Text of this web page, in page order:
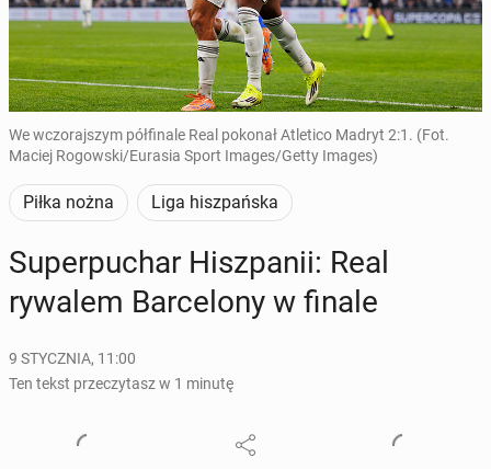
We wczorajszym półfinale Real pokonał Atletico Madryt 2:1. (Fot.
Maciej Rogowski/Eurasia Sport Images/Getty Images)
Piłka nożna Liga hiszpańska
Su­per­pu­char Hisz­pa­nii: Real
rywalem Bar­ce­lo­ny w finale
9 STYCZNIA, 11:00
Ten tekst przeczytasz w 1 minutę